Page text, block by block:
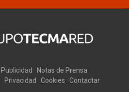
Publicidad
Notas de Prensa
Privacidad Cookies Contactar